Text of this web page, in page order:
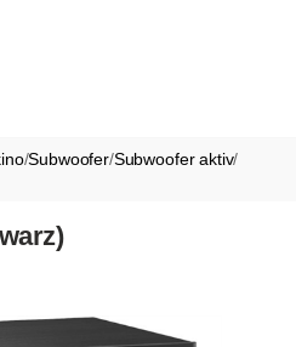
/Subwoofer/Subwoofer aktiv/